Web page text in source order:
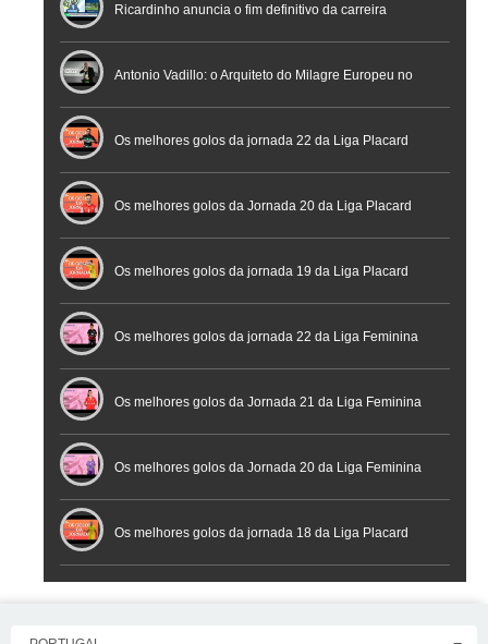
Nacional de Arbitragem
Ricardinho anuncia o fim definitivo da carreira
profissional em conferência histórica na Cidade do
Futebol
Antonio Vadillo: o Arquiteto do Milagre Europeu no
Futsal | Documentário
Os melhores golos da jornada 22 da Liga Placard
Os melhores golos da Jornada 20 da Liga Placard
Futsal
Os melhores golos da jornada 19 da Liga Placard
Os melhores golos da jornada 22 da Liga Feminina
Placard
Os melhores golos da Jornada 21 da Liga Feminina
Placard
Os melhores golos da Jornada 20 da Liga Feminina
Placard
Os melhores golos da jornada 18 da Liga Placard